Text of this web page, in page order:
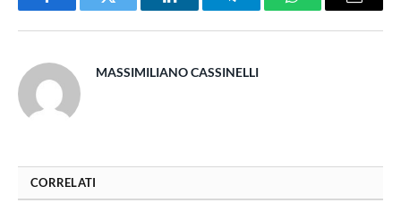
FacebookTwitter LinkedInTelegramWhatsAppEmail
MASSIMILIANO CASSINELLI
CORRELATI